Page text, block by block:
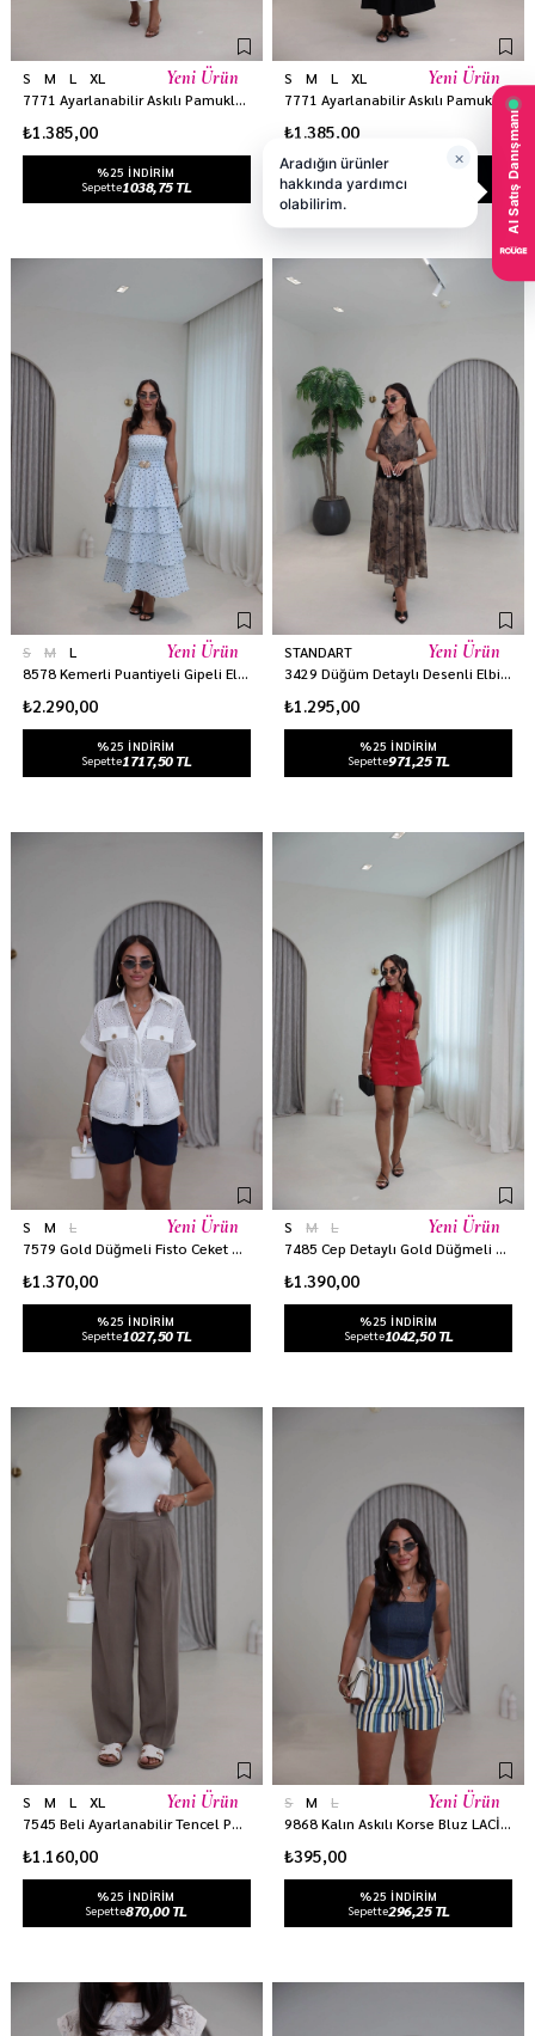
S M L
XL
7771 Ayarlanabilir Askılı Pamuklu Kumaş Takım BEYAZ
₺1.385,00
%25 INDIRIM
Sepette1038,75 TL
Yeni Ürün S M L
XL
7771 Ayarlanabilir Askılı Pamuklu Kumaş Takım SİYAH
₺1.385,00
%25 INDIRIM
Sepette1038,75 TL
Yeni Ürün
S M
L
8578 Kemerli Puantiyeli Gipeli Elbise BEBE MAVİ
₺2.290,00
%25 INDIRIM
Sepette1717,50 TL
Yeni Ürün
STANDART
3429 Düğüm Detaylı Desenli Elbise KAHVE
₺1.295,00
%25 INDIRIM
Sepette971,25 TL
Yeni Ürün
S M
L
7579 Gold Düğmeli Fisto Ceket Gömlek BEYAZ
₺1.370,00
%25 INDIRIM
Sepette1027,50 TL
Yeni Ürün S M
L
7485 Cep Detaylı Gold Düğmeli Denim Elbise KIRMIZI
₺1.390,00
%25 INDIRIM
Sepette1042,50 TL
Yeni Ürün
S M L
XL
7545 Beli Ayarlanabilir Tencel Pantolon VİZON
₺1.160,00
%25 INDIRIM
Sepette870,00 TL
Yeni Ürün S M
L
9868 Kalın Askılı Korse Bluz LACİVERT
₺395,00
%25 INDIRIM
Sepette296,25 TL
Yeni Ürün